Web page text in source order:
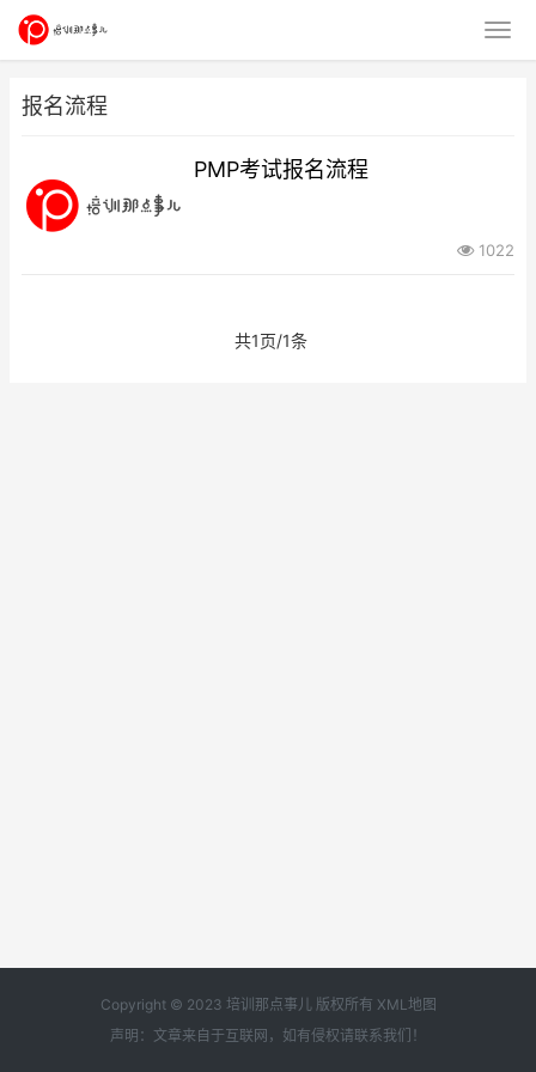
报名流程
PMP考试报名流程
1022
共1页/1条
Copyright © 2023 培训那点事儿 版权所有 XML地图
声明：文章来自于互联网，如有侵权请联系我们 ！